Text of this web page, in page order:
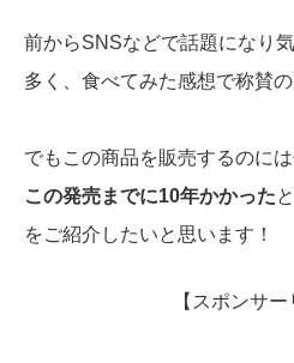
前からSNSなどで話題になり
多く、食べてみた感想で称賛の
でもこの商品を販売するのに
この発売までに10年かかった
をご紹介したいと思います！
【スポンサー